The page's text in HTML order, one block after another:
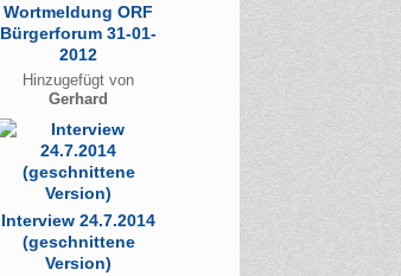
Wortmeldung ORF
Bürgerforum 31-01-
2012
Hinzugefügt von
Gerhard
Interview 24.7.2014
(geschnittene
Version)